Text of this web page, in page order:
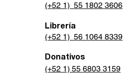
(+52 1) 55 1802 3606
Librería
(+52 1) 56 1064 8339
Donativos
(+52 1) 55 6803 3159